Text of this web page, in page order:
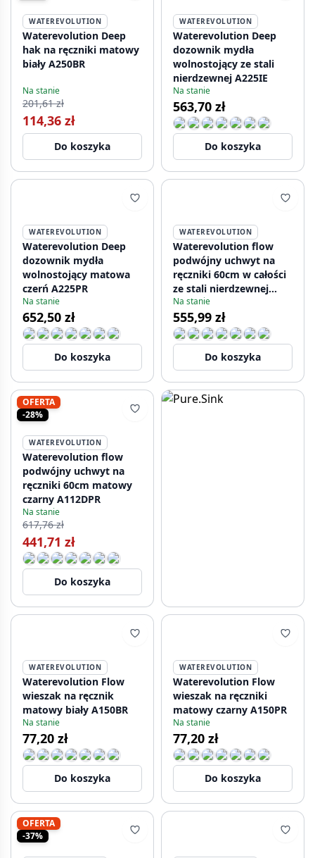
WATEREVOLUTION
Waterevolution Deep
hak na ręczniki matowy
biały A250BR
Na stanie
201,61 zł
114,36 zł
Do koszyka
WATEREVOLUTION
Waterevolution Deep
dozownik mydła
wolnostojący ze stali
nierdzewnej A225IE
Na stanie
563,70 zł
Do koszyka
WATEREVOLUTION
Waterevolution Deep
dozownik mydła
wolnostojący matowa
czerń A225PR
Na stanie
652,50 zł
Do koszyka
WATEREVOLUTION
Waterevolution flow
podwójny uchwyt na
ręczniki 60cm w całości
ze stali nierdzewnej
A112DIE
Na stanie
555,99 zł
Do koszyka
OFERTA
-28%
WATEREVOLUTION
Waterevolution flow
podwójny uchwyt na
ręczniki 60cm matowy
czarny A112DPR
Na stanie
617,76 zł
441,71 zł
Do koszyka
WATEREVOLUTION
Waterevolution Flow
wieszak na ręcznik
matowy biały A150BR
Na stanie
77,20 zł
Do koszyka
WATEREVOLUTION
Waterevolution Flow
wieszak na ręczniki
matowy czarny A150PR
Na stanie
77,20 zł
Do koszyka
OFERTA
-37%